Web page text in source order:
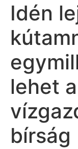
Idén
lehet a
bírság